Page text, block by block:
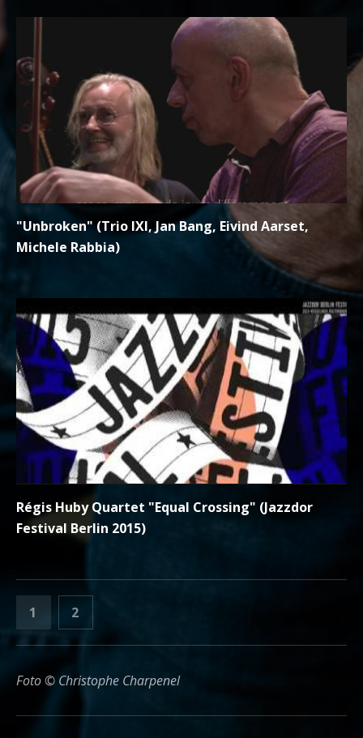
"Unbroken" (Trio IXI, Jan Bang, Eivind Aarset,
Michele Rabbia)
Régis Huby Quartet "Equal Crossing" (Jazzdor
Festival Berlin 2015)
IMPAGINAZIONE DELLE
PAGINA
1 PAGINA
2
Foto © Christophe Charpenel